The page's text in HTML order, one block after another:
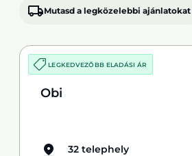
Mutasd a legközelebbi ajánlatokat
LEGKEDVEZŐBB ELADÁSI ÁR
Obi
32 telephely